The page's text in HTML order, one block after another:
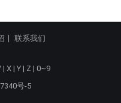
联系我们
| X | Y | Z | 0~9
号-5